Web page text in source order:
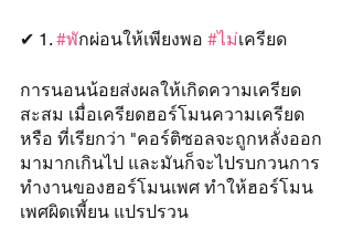
✔ 1. #พักผ่อนให้เพียงพอ #ไม่เครียด
การนอนน้อยส่งผลให้เกิดความเครียด
สะสม เมื่อเครียดฮอร์โมนความเครียด
หรือ ที่เรียกว่า "คอร์ติซอลจะถูกหลั่งออก
มามากเกินไป และมันก็จะไปรบกวนการ
ทำงานของฮอร์โมนเพศ ทำให้ฮอร์โมน
เพศผิดเพี้ยน แปรปรวน